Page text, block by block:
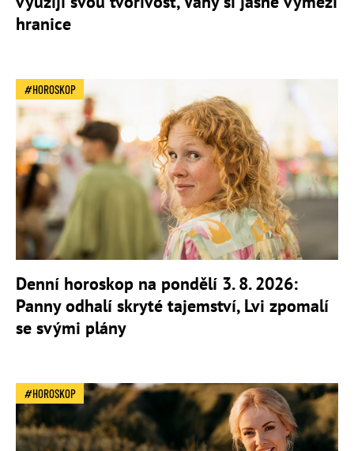
hranice
HOROSKOP
Denní horoskop na pondělí 3. 8. 2026:
Panny odhalí skryté tajemství, Lvi zpomalí
se svými plány
HOROSKOP